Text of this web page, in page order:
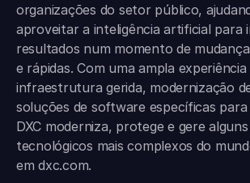
organizações do setor público,
aproveitar a inteligência artificial para
resultados num momento de
e rápidas. Com uma ampla
infraestrutura gerida, modernização
soluções de software específicas
DXC moderniza, protege e gere
tecnológicos mais complexos do
emdxc.com.